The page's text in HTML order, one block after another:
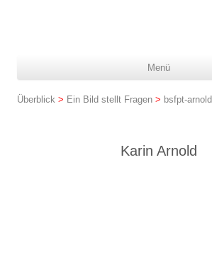
Menü
Überblick > Ein Bild stellt Fragen > bsfpt-arnold
Karin Arnold